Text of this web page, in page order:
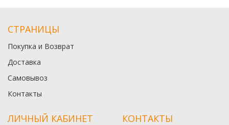
СТРАНИЦЫ
Покупка и Возврат
Доставка
Самовывоз
Контакты
ЛИЧНЫЙ КАБИНЕТ КОНТАКТЫ